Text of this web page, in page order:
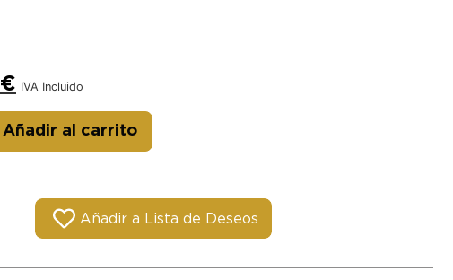
€ IVA Incluido
Añadir al carrito Alternative:
Añadir a Lista de Deseos